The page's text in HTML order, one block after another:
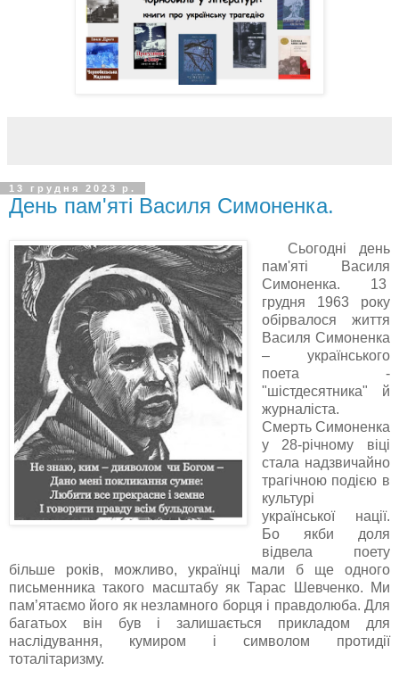
13 грудня 2023 р.
День пам'яті Василя Симоненка.
Сьогодні день
пам'яті Василя
Симоненка. 13
грудня 1963 року
обірвалося життя
Василя Симоненка
– українського
поета -
"шістдесятника" й
журналіста.
Смерть Симоненка
у 28-річному віці
стала надзвичайно
трагічною подією в
культурі
української нації.
Бо якби доля
відвела поету
більше років, можливо, українці мали б ще одного
письменника такого масштабу як Тарас Шевченко. Ми
пам’ятаємо його як незламного борця і правдолюба. Для
багатьох він був і залишається прикладом для
наслідування, кумиром і символом протидії
тоталітаризму.